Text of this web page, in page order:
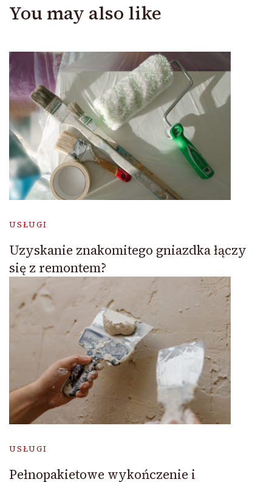
You may also like
USŁUGI
Uzyskanie znakomitego gniazdka łączy
się z remontem?
USŁUGI
Pełnopakietowe wykończenie i